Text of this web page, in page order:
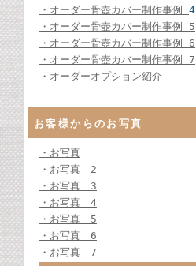
・オーダー骨壺カバー制作事例 4
・オーダー骨壺カバー制作事例 5
・オーダー骨壺カバー制作事例 6
・オーダー骨壺カバー制作事例 7
・オーダーオプション紹介
お客様からのお写真
・お写真
・お写真 2
・お写真 3
・お写真 4
・お写真 5
・お写真 6
・お写真 7